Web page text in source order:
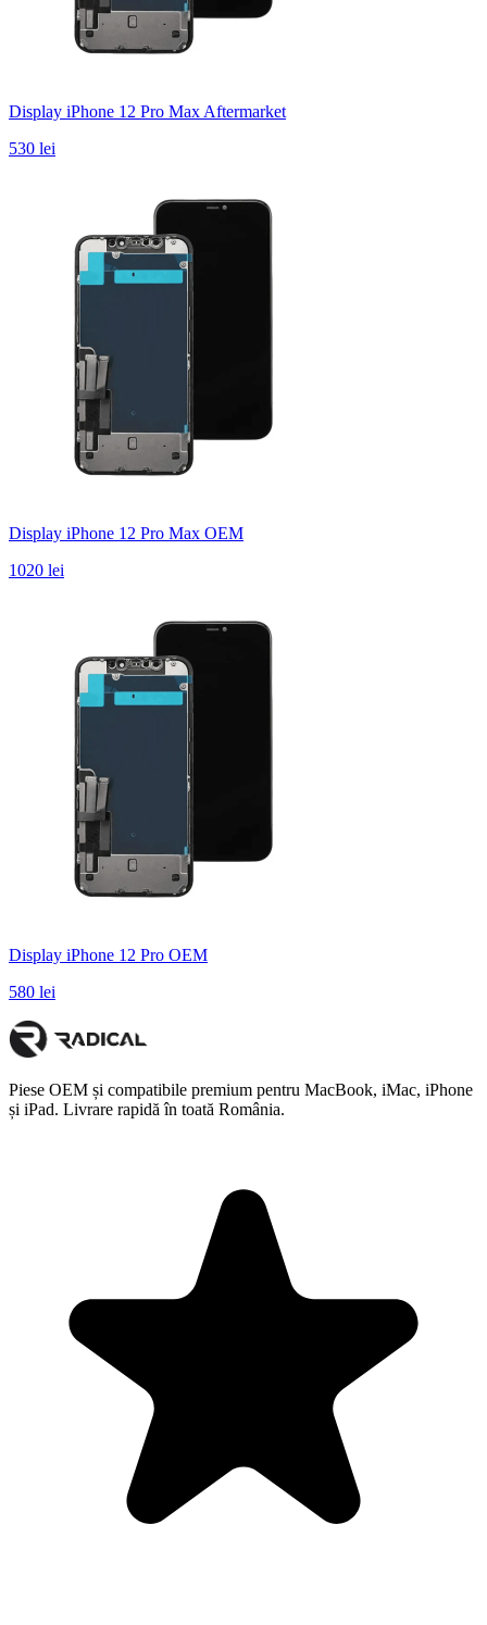
Display iPhone 12 Pro Max Aftermarket
530 lei
Display iPhone 12 Pro Max OEM
1020 lei
Display iPhone 12 Pro OEM
580 lei
Piese OEM și compatibile premium pentru MacBook, iMac, iPhone
și iPad. Livrare rapidă în toată România.